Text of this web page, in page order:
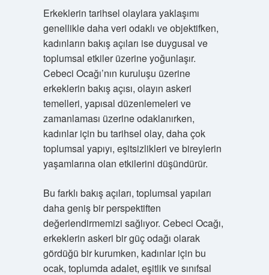
Erkeklerin tarihsel olaylara yaklaşımı
genellikle daha veri odaklı ve objektifken,
kadınların bakış açıları ise duygusal ve
toplumsal etkiler üzerine yoğunlaşır.
Cebeci Ocağı’nın kuruluşu üzerine
erkeklerin bakış açısı, olayın askeri
temelleri, yapısal düzenlemeleri ve
zamanlaması üzerine odaklanırken,
kadınlar için bu tarihsel olay, daha çok
toplumsal yapıyı, eşitsizlikleri ve bireylerin
yaşamlarına olan etkilerini düşündürür.
Bu farklı bakış açıları, toplumsal yapıları
daha geniş bir perspektiften
değerlendirmemizi sağlıyor. Cebeci Ocağı,
erkeklerin askeri bir güç odağı olarak
gördüğü bir kurumken, kadınlar için bu
ocak, toplumda adalet, eşitlik ve sınıfsal